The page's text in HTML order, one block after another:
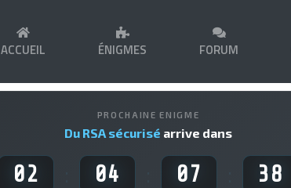
ACCUEIL ÉNIGMES FORUM
PROCHAINE ENIGME
Du RSA sécurisé arrive dans
02 04 07 38